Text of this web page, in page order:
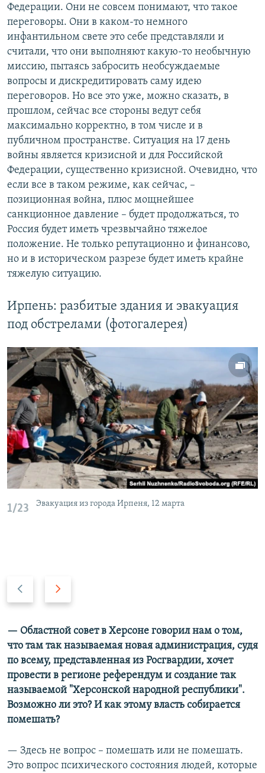
Федерации. Они не совсем понимают, что такое
переговоры. Они в каком-то немного
инфантильном свете это себе представляли и
считали, что они выполняют какую-то необычную
миссию, пытаясь забросить необсуждаемые
вопросы и дискредитировать саму идею
переговоров. Но все это уже, можно сказать, в
прошлом, сейчас все стороны ведут себя
максимально корректно, в том числе и в
публичном пространстве. Ситуация на 17 день
войны является кризисной и для Российской
Федерации, существенно кризисной. Очевидно, что
если все в таком режиме, как сейчас, –
позиционная война, плюс мощнейшее
санкционное давление – будет продолжаться, то
Россия будет иметь чрезвычайно тяжелое
положение. Не только репутационно и финансово,
но и в историческом разрезе будет иметь крайне
тяжелую ситуацию.
Ирпень: разбитые здания и эвакуация
под обстрелами (фотогалерея)
1/23 Эвакуация из города Ирпеня, 12 марта
д
ы
д
у
щ
и
й
а
д
у
ю
щ
и
й
с
а
й
— Областной совет в Херсоне говорил нам о том,
что там так называемая новая администрация, судя
по всему, представленная из Росгвардии, хочет
провести в регионе референдум и создание так
называемой "Херсонской народной республики".
Возможно ли это? И как этому власть собирается
помешать?
— Здесь не вопрос – помешать или не помешать.
Это вопрос психического состояния людей, которые